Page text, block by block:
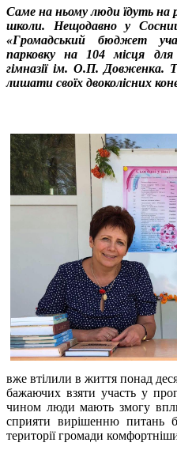
Саме на ньому люди їдуть на
школи. Нещодавно у
«Громадський бюджет
парковку на 104 місця для
гімназії ім. О.П. Довженка.
лишати своїх двоколісних
вже втілили в життя понад
бажаючих взяти участь у
чином люди мають змогу
сприяти вирішенню питань
території громади